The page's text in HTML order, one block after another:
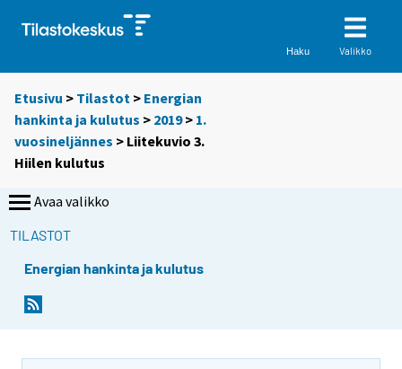
Haku Valikko
Etusivu > Tilastot > Energian
hankinta ja kulutus > 2019> 1.
vuosineljännes > Liitekuvio 3.
Hiilen kulutus
Avaa valikko
TILASTOT
Energian hankinta ja kulutus